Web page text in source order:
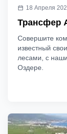
18 Апреля
Трансфер
Совершите
известный
лесами, с
Оздере.